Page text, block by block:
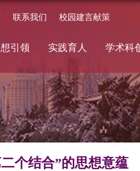
联系我们 校园建言献策
学术科
实践育人
引领
个结合”的思想意蕴